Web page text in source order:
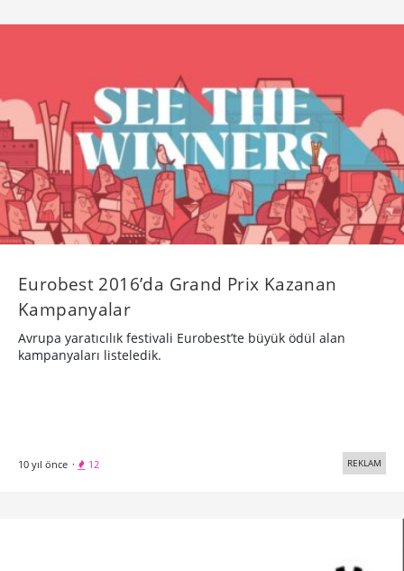
Eurobest 2016’da Grand Prix Kazanan
Kampanyalar
Avrupa yaratıcılık festivali Eurobest’te büyük ödül alan
kampanyaları listeledik.
10 yıl önce · 12 REKLAM